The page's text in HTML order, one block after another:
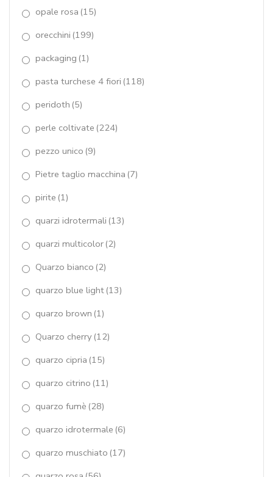
turchese Arizona
Waterlily(14)
zirconi (5)
opale rosa (15)
orecchini (199)
packaging (1)
pasta turchese 4 fiori (118)
peridoth (5)
perle coltivate (224)
pezzo unico (9)
Pietre taglio macchina (7)
pirite (1)
quarzi idrotermali (13)
quarzi multicolor (2)
Quarzo bianco (2)
quarzo blue light (13)
quarzo brown (1)
Quarzo cherry (12)
quarzo cipria (15)
quarzo citrino (11)
quarzo fumè (28)
quarzo idrotermale (6)
quarzo muschiato (17)